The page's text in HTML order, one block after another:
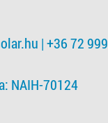
| +36 72 999
NAIH-70124